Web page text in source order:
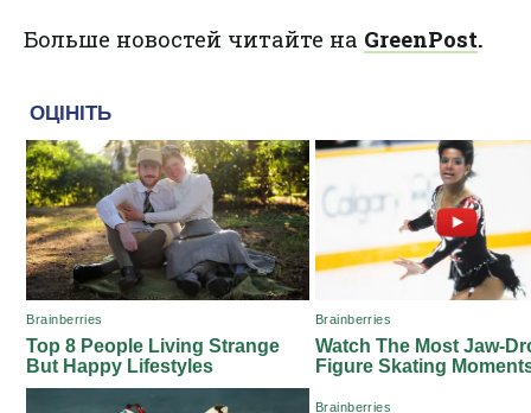
Больше новостей читайте на GreenPost.